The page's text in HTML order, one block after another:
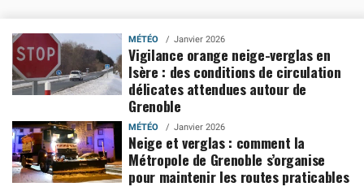
MÉTÉO Janvier 2026
Vigilance orange neige-verglas en
Isère : des conditions de circulation
délicates attendues autour de
Grenoble
MÉTÉO Janvier 2026
Neige et verglas : comment la
Métropole de Grenoble s’organise
pour maintenir les routes praticables